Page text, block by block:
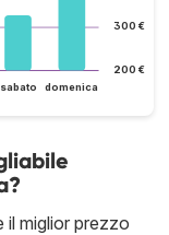
200 €
300 €
sabato domenica
il miglior prezzo